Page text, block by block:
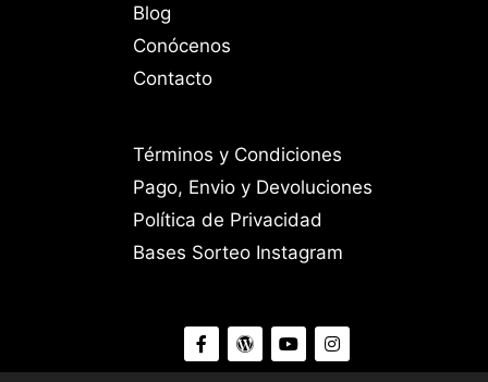
Blog
Conócenos
Contacto
Términos y Condiciones
Pago, Envio y Devoluciones
Política de Privacidad
Bases Sorteo Instagram